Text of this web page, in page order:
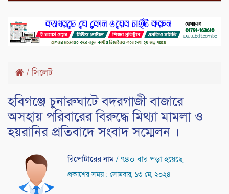
/সিলেট
হবিগঞ্জে চুনারুঘাটে বদরগাজী বাজারে
অসহায় পরিবারের বিরুদ্ধে মিথ্যা মামলা ও
হয়রানির প্রতিবাদে সংবাদ সম্মেলন ।
রিপোটারের নাম/ ৭৪০ বার পড়া হয়েছে
প্রকাশের সময় : সোমবার, ১৩ মে, ২০২৪